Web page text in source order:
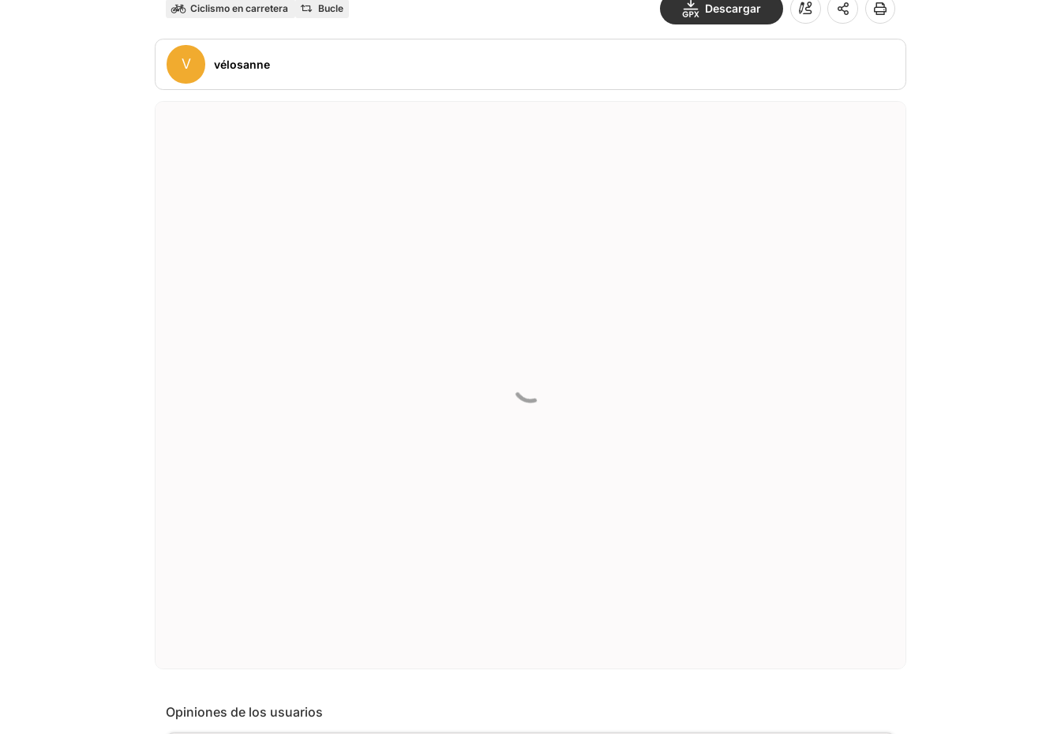
Ciclismo en carretera Bucle Descargar
V vélosanne
Opiniones de los usuarios